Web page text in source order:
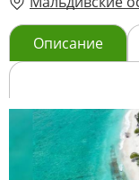
Описание